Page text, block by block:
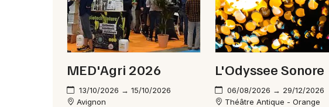
MED'Agri 2026
13/10/2026 → 15/10/2026
Avignon
L'Odyssee Sonore
06/08/2026 → 29/12/2026
Théâtre Antique - Orange